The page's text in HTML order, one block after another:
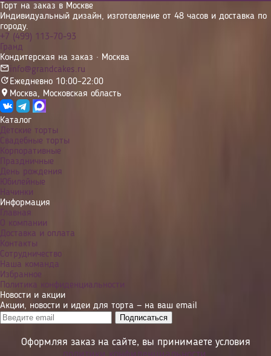
Торт на заказ в Москве
Индивидуальный дизайн, изготовление от 48 часов и доставка по
городу.
+7 (499) 113-70-93
Гранд
Кондитерская на заказ · Москва
info@grandcakes.ru
Ежедневно 10:00–22:00
Москва, Московская область
Каталог
Детские торты
Свадебные торты
Корпоративные
Праздничные
День рождения
Юбилейные
Начинки
Информация
Главная
О компании
Доставка и оплата
Контакты
Сотрудничество
Наша команда
Избранное
Политика конфиденциальности
Новости и акции
Акции, новости и идеи для торта — на ваш email
Оформляя заказ на сайте, вы принимаете условия